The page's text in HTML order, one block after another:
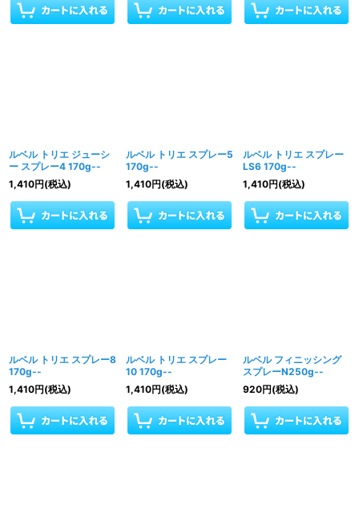
ルベル トリエ ジューシ
ー スプレー4 170g--
1,410円(税込)
ルベル トリエ スプレー5
170g--
1,410円(税込)
ルベル トリエ スプレー
LS6 170g--
1,410円(税込)
ルベル トリエ スプレー8
170g--
1,410円(税込)
ルベル トリエ スプレー
10 170g--
1,410円(税込)
ルベル フィニッシング
スプレーN250g--
920円(税込)